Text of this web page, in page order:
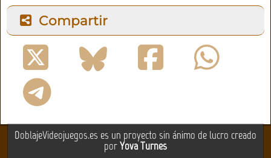
Compartir
DoblajeVideojuegos.es es un proyecto sin ánimo de lucro creado
porYova Turnes